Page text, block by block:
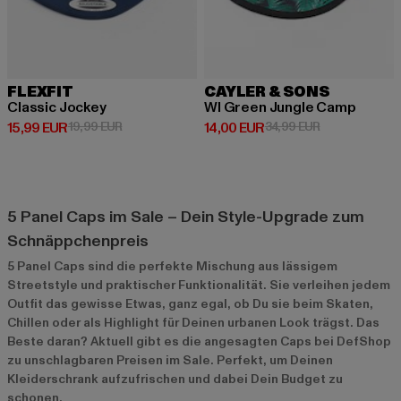
FLEXFIT
Classic Jockey
15,99 EUR
Derzeitiger Preis: 15,99 EUR
19,99 EURAktionspreis: 19,99 EUR
CAYLER & SONS
Wl Green Jungle Camp
14,00 EUR
Derzeitiger Preis: 14,00 EUR
34,99 EURAktionspreis:
5 Panel Caps im Sale – Dein Style-Upgrade zum
Schnäppchenpreis
5 Panel Caps sind die perfekte Mischung aus lässigem
Streetstyle und praktischer Funktionalität. Sie verleihen jedem
Outfit das gewisse Etwas, ganz egal, ob Du sie beim Skaten,
Chillen oder als Highlight für Deinen urbanen Look trägst. Das
Beste daran? Aktuell gibt es die angesagten Caps bei DefShop
zu unschlagbaren Preisen im Sale. Perfekt, um Deinen
Kleiderschrank aufzufrischen und dabei Dein Budget zu